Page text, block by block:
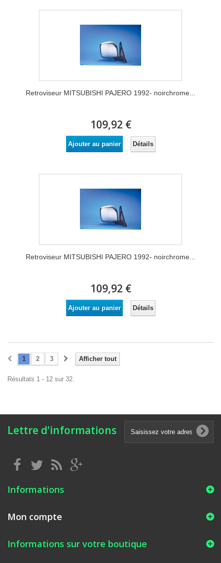
Retroviseur MITSUBISHI PAJERO 1992- noirchrome...
109,92 €
Ajouter au panier Détails
Retroviseur MITSUBISHI PAJERO 1992- noirchrome...
109,92 €
Ajouter au panier Détails
Afficher tout
1 2 3
Résultats 1 - 12 sur 32.
Lettre d'informations
Informations
Mon compte
Informations sur votre boutique